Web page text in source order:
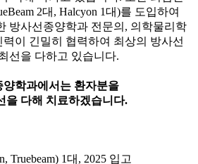
2대, Halcyon 1대)를 도입하여
방사선종양학과 전문의, 의학물리학
이 긴밀히 협력하여 최상의 방사선
선을 다하고 있습니다.
학과에서는 환자분을
을 다해 치료하겠습니다.
Truebeam) 1대, 2025 입고